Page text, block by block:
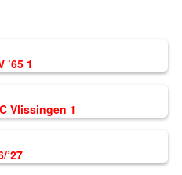
’65 1
Vlissingen 1
’27